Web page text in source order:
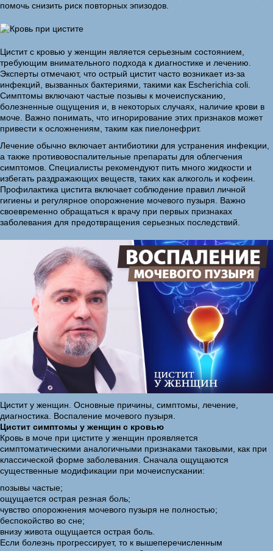
помочь снизить риск повторных эпизодов.
Цистит с кровью у женщин является серьезным состоянием,
требующим внимательного подхода к диагностике и лечению.
Эксперты отмечают, что острый цистит часто возникает из-за
инфекций, вызванных бактериями, такими как Escherichia coli.
Симптомы включают частые позывы к мочеиспусканию,
болезненные ощущения и, в некоторых случаях, наличие крови в
моче. Важно понимать, что игнорирование этих признаков может
привести к осложнениям, таким как пиелонефрит.
Лечение обычно включает антибиотики для устранения инфекции,
а также противовоспалительные препараты для облегчения
симптомов. Специалисты рекомендуют пить много жидкости и
избегать раздражающих веществ, таких как алкоголь и кофеин.
Профилактика цистита включает соблюдение правил личной
гигиены и регулярное опорожнение мочевого пузыря. Важно
своевременно обращаться к врачу при первых признаках
заболевания для предотвращения серьезных последствий.
Цистит у женщин. Основные причины, симптомы, лечение,
диагностика. Воспаление мочевого пузыря.
Цистит симптомы у женщин с кровью
Кровь в моче при цистите у женщин проявляется
симптоматическими аналогичными признаками таковыми, как при
классической форме заболевания. Сначала ощущаются
существенные модификации при мочеиспускании:
позывы частые;
ощущается острая резная боль;
чувство опорожнения мочевого пузыря не полностью;
беспокойство во сне;
внизу живота ощущается острая боль.
Если болезнь прогрессирует, то к вышеперечисленным